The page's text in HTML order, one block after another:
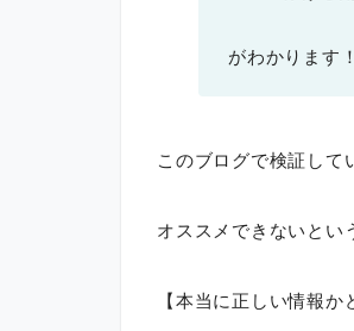
がわかります！
このブログで検証して
オススメできないとい
【本当に正しい情報か